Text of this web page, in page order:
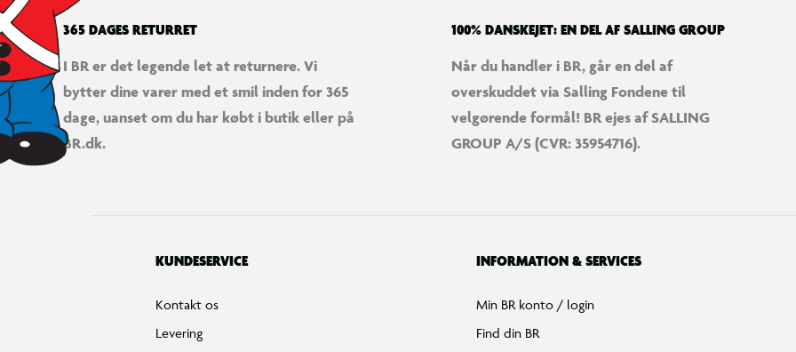
365 DAGES RETURRET
I BR er det legende let at returnere. Vi
bytter dine varer med et smil inden for 365
dage, uanset om du har købt i butik eller på
BR.dk.
100% DANSKEJET: EN DEL AF SALLING GROUP
Når du handler i BR, går en del af
overskuddet via Salling Fondene til
velgørende formål! BR ejes af SALLING
GROUP A/S (CVR: 35954716).
KUNDESERVICE
Kontakt os
Levering
INFORMATION & SERVICES
Min BR konto / login
Find din BR